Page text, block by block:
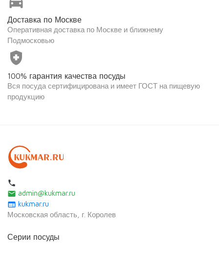
Доставка по Москве
Оперативная доставка по Москве и ближнему
Подмосковью
health_and_safety
100% гарантия качества посуды
Вся посуда сертифицирована и имеет ГОСТ на пищевую
продукцию
local_phone
email admin@kukmar.ru
web kukmar.ru
Московская область, г. Королев
Серии посуды